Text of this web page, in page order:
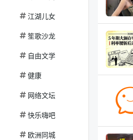
江湖儿女
笙歌沙龙
自由文学
健康
网络文坛
快乐嗨吧
欧洲同城